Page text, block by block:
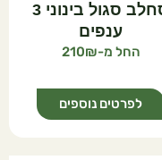
סחלב סגול בינוני 3
ענפים
210
לפרטים נוספים